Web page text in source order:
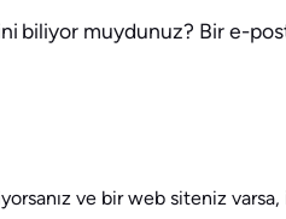
biliyor muydunuz? Bir e-
ve bir web siteniz varsa,